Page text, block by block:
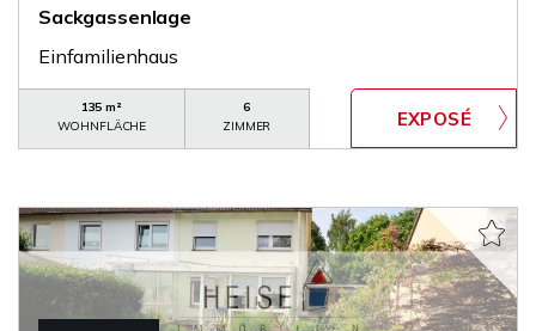
Sackgassenlage
Einfamilienhaus
135 m²
WOHNFLÄCHE
6
ZIMMER